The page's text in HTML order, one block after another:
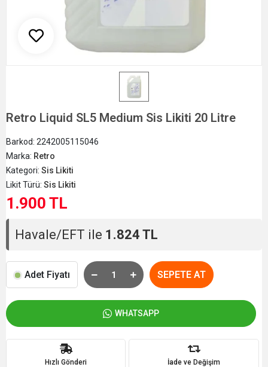
Retro Liquid SL5 Medium Sis Likiti 20 Litre
Barkod: 2242005115046
Marka: Retro
Kategori: Sis Likiti
Likit Türü: Sis Likiti
1.900 TL
Havale/EFT ile 1.824 TL
Adet Fiyatı SEPETE AT
WHATSAPP
Hızlı Gönderi İade ve Değişim